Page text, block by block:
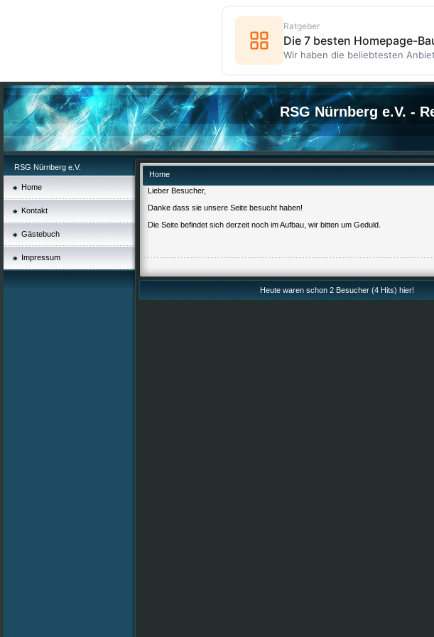
RSG Nürnberg e.V. -
RSG Nürnberg e.V.
Home
Kontakt
Gästebuch
Impressum
Home
Lieber Besucher,
Danke dass sie unsere Seite besucht haben!
Die Seite befindet sich derzeit noch im Aufbau, wir bitten um Geduld.
Heute waren schon 2 Besucher (4 Hits) hier!
Ratgeber
Die 7 besten Homepage-
Wir haben die beliebtesten